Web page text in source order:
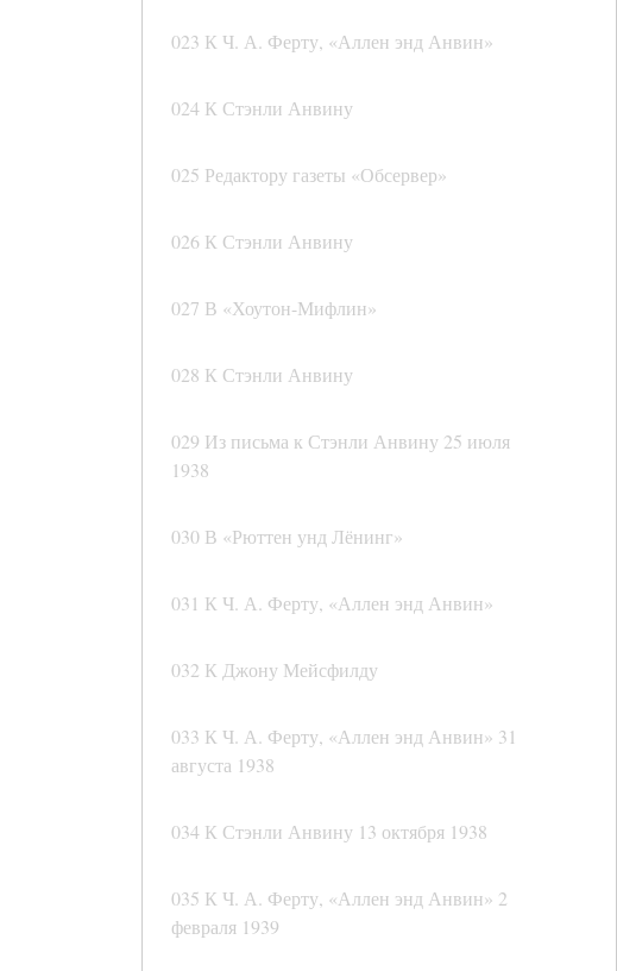
023 К Ч. А. Ферту, «Аллен энд Анвин»
024 К Стэнли Анвину
025 Редактору газеты «Обсервер»
026 К Стэнли Анвину
027 В «Хоутон-Мифлин»
028 К Стэнли Анвину
029 Из письма к Стэнли Анвину 25 июля
1938
030 В «Рюттен унд Лёнинг»
031 К Ч. А. Ферту, «Аллен энд Анвин»
032 К Джону Мейсфилду
033 К Ч. А. Ферту, «Аллен энд Анвин» 31
августа 1938
034 К Стэнли Анвину 13 октября 1938
035 К Ч. А. Ферту, «Аллен энд Анвин» 2
февраля 1939